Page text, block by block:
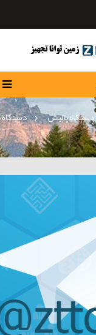
دستگاه پالیش »